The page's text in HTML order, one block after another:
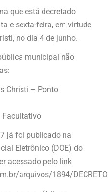
que está decretado
e sexta-feira, em virtude
no dia 4 de junho.
municipal não
Christi – Ponto
Facultativo
já foi publicado na
Eletrônico (DOE) do
acessado pelo link
arquivos/1894/